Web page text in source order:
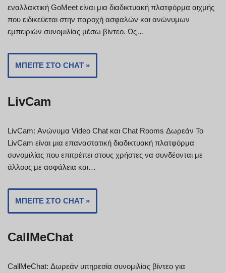
εναλλακτική GoMeet είναι μια διαδικτυακή πλατφόρμα αιχμής
που ειδικεύεται στην παροχή ασφαλών και ανώνυμων
εμπειριών συνομιλίας μέσω βίντεο. Ως…
ΜΠΕΊΤΕ ΣΤΟ CHAT »
LivCam
LivCam: Ανώνυμα Video Chat και Chat Rooms Δωρεάν Το
LivCam είναι μια επαναστατική διαδικτυακή πλατφόρμα
συνομιλίας που επιτρέπει στους χρήστες να συνδέονται με
άλλους με ασφάλεια και…
ΜΠΕΊΤΕ ΣΤΟ CHAT »
CallMeChat
CallMeChat: Δωρεάν υπηρεσία συνομιλίας βίντεο για